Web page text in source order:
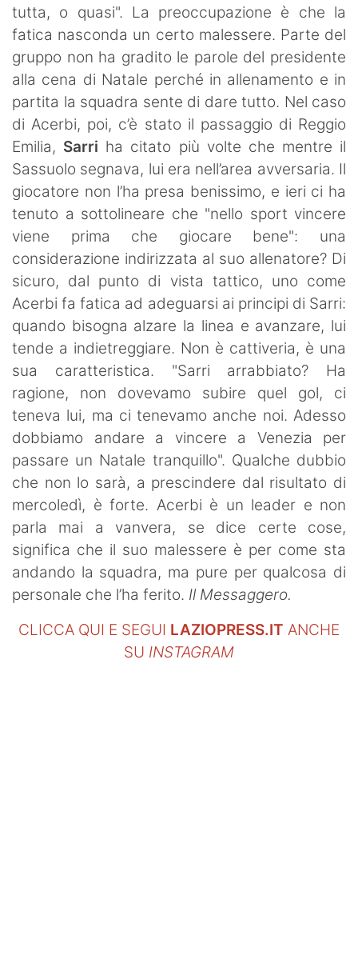
tutta, o quasi". La preoccupazione è che la
fatica nasconda un certo malessere. Parte del
gruppo non ha gradito le parole del presidente
alla cena di Natale perché in allenamento e in
partita la squadra sente di dare tutto. Nel caso
di Acerbi, poi, c’è stato il passaggio di Reggio
Emilia, Sarri ha citato più volte che mentre il
Sassuolo segnava, lui era nell’area avversaria. Il
giocatore non l’ha presa benissimo, e ieri ci ha
tenuto a sottolineare che "nello sport vincere
viene prima che giocare bene": una
considerazione indirizzata al suo allenatore? Di
sicuro, dal punto di vista tattico, uno come
Acerbi fa fatica ad adeguarsi ai principi di Sarri:
quando bisogna alzare la linea e avanzare, lui
tende a indietreggiare. Non è cattiveria, è una
sua caratteristica. "Sarri arrabbiato? Ha
ragione, non dovevamo subire quel gol, ci
teneva lui, ma ci tenevamo anche noi. Adesso
dobbiamo andare a vincere a Venezia per
passare un Natale tranquillo". Qualche dubbio
che non lo sarà, a prescindere dal risultato di
mercoledì, è forte. Acerbi è un leader e non
parla mai a vanvera, se dice certe cose,
significa che il suo malessere è per come sta
andando la squadra, ma pure per qualcosa di
personale che l’ha ferito. Il Messaggero.
CLICCA QUI E SEGUI LAZIOPRESS.IT ANCHE
SU INSTAGRAM